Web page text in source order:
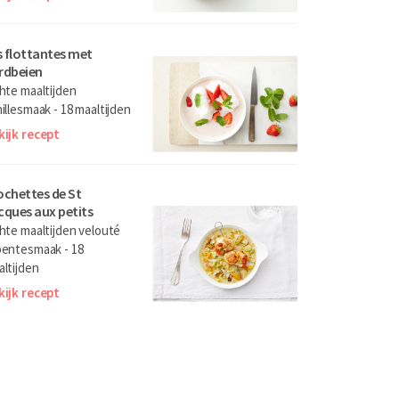
flottantes met
maaltijden
- 18 maaltijden
recept
de St
aux petits
maaltijden velouté
- 18
recept